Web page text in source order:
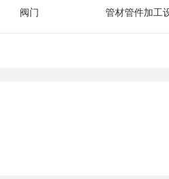
阀门
管材管件加工